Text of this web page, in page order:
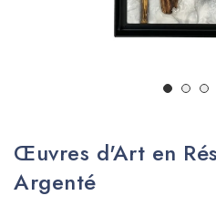
Œuvres d'Art en
Argenté